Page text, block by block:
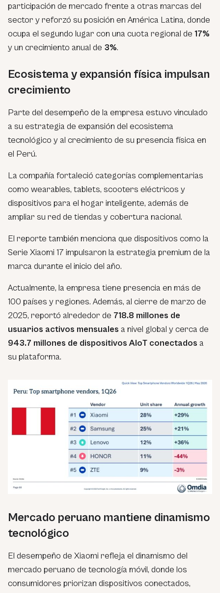
participación de mercado frente a otras marcas del
sector y reforzó su posición en América Latina, donde
ocupa el segundo lugar con una cuota regional de 17%
y un crecimiento anual de 3%.
Ecosistema y expansión física impulsan
crecimiento
Parte del desempeño de la empresa estuvo vinculado
a su estrategia de expansión del ecosistema
tecnológico y al crecimiento de su presencia física en
el Perú.
La compañía fortaleció categorías complementarias
como wearables, tablets, scooters eléctricos y
dispositivos para el hogar inteligente, además de
ampliar su red de tiendas y cobertura nacional.
El reporte también menciona que dispositivos como la
Serie Xiaomi 17 impulsaron la estrategia premium de la
marca durante el inicio del año.
Actualmente, la empresa tiene presencia en más de
100 países y regiones. Además, al cierre de marzo de
2025, reportó alrededor de 718.8 millones de
usuarios activos mensuales a nivel global y cerca de
943.7 millones de dispositivos AIoT conectados a
su plataforma.
Mercado peruano mantiene dinamismo
tecnológico
El desempeño de Xiaomi refleja el dinamismo del
mercado peruano de tecnología móvil, donde los
consumidores priorizan dispositivos conectados,